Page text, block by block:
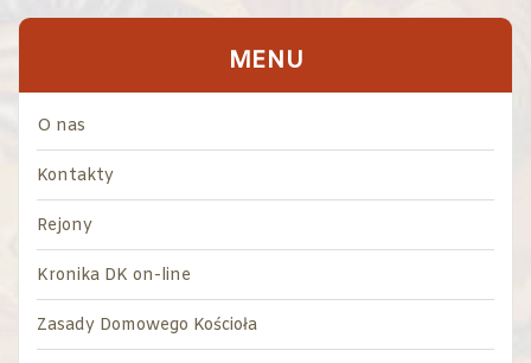
MENU
O nas
Kontakty
Rejony
Kronika DK on-line
Zasady Domowego Kościoła